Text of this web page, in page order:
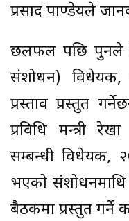
प्रसाद पाण्डेयले
छलफल पछि पुनले नै
संशोधन) विधेयक,
प्रस्ताव प्रस्तुत
प्रविधि मन्त्री
सम्बन्धी विधेयक,
भएको संशोधनमाथि
बैठकमा प्रस्तुत गर्ने